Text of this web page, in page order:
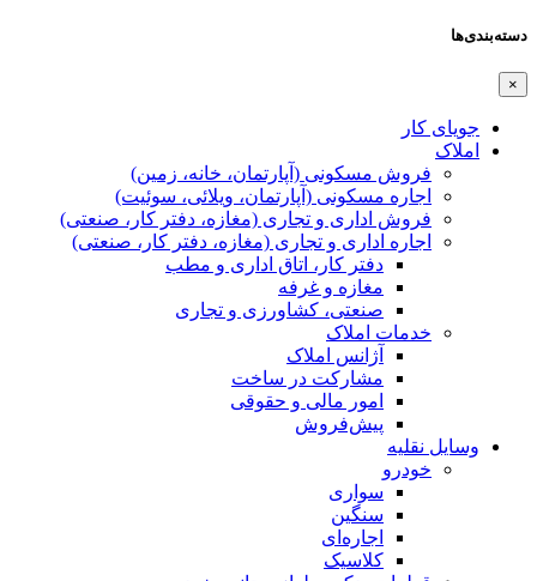
دسته‌بندی‌ها
×
جویای کار
املاک
فروش مسکونی (آپارتمان، خانه، زمین)
اجاره مسکونی (آپارتمان، ویلائی، سوئیت)
فروش اداری و تجاری (مغازه، دفتر کار، صنعتی)
اجاره اداری و تجاری (مغازه، دفتر کار، صنعتی)
دفتر کار، اتاق اداری و مطب
مغازه و غرفه
صنعتی،‌ کشاورزی و تجاری
خدمات املاک
آژانس املاک
مشارکت در ساخت
امور مالی و حقوقی
پیش‌فروش
وسایل نقلیه
خودرو
سواری
سنگین
اجاره‌ای
کلاسیک